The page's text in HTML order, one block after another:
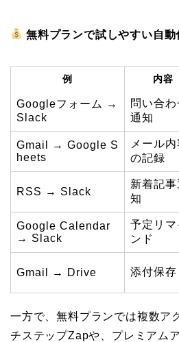
無料プランで試しやすい自動
例 内容
Googleフォーム →
Slack
問い合わ
通知
Gmail → Google S
heets
メール内
の記録
RSS → Slack
新着記事
知
Google Calendar
→ Slack
予定リマ
ンド
Gmail → Drive 添付保存
一方で、無料プランでは複数ア
チステップZapや、プレミアム